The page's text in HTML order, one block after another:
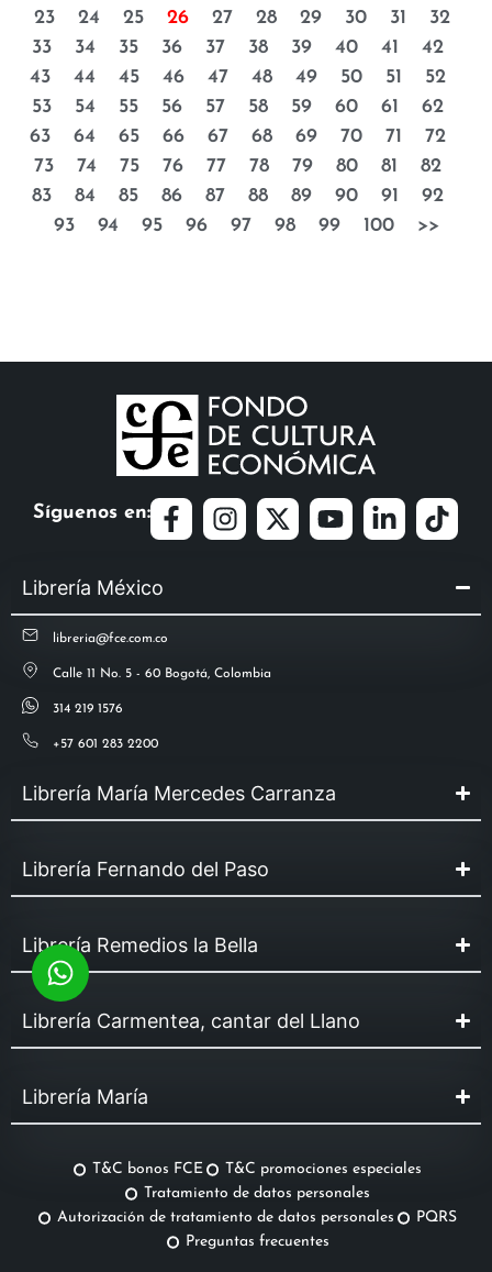
23
24 25 26 27 28 29 30 31
32
33
34 35 36 37 38 39 40 41
42
43
44 45 46 47 48 49 50 51
52
53
54 55 56 57 58 59 60 61
62
63
64 65 66 67 68 69 70 71
72
73
74 75 76 77 78 79 80 81
82
83
84 85 86 87 88 89 90 91
92
93
94 95 96 97 98 99 100 >>
Síguenos en:
Librería México
libreria@fce.com.co
Calle 11 No. 5 - 60 Bogotá, Colombia
314 219 1576
+57 601 283 2200
Librería María Mercedes Carranza
Librería Fernando del Paso
Librería Remedios la Bella
Librería Carmentea, cantar del Llano
Librería María
T&C bonos FCE
T&C promociones especiales
Tratamiento de datos personales
Autorización de tratamiento de datos personales
PQRS
Preguntas frecuentes